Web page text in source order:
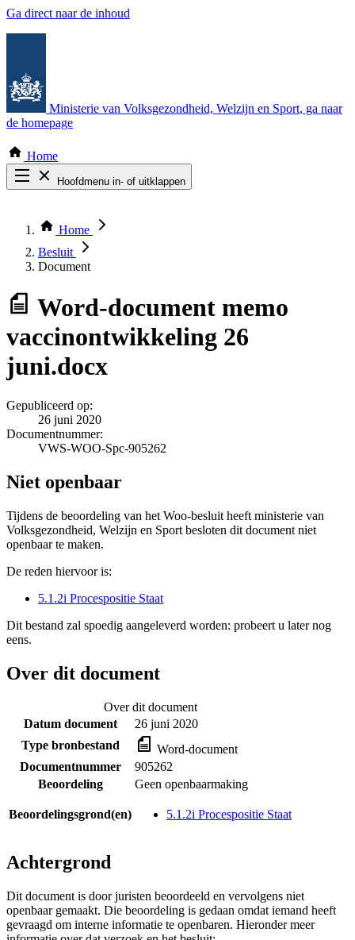
Ga direct naar de inhoud
Ministerie van Volksgezondheid, Welzijn en Sport, ga naar
de homepage
Home
Hoofdmenu in- of uitklappen
Thema COVID-19
Bekijk per bestuursorgaan
Home
Besluit
Document
Word-document memo
vaccinontwikkeling 26
juni.docx
Gepubliceerd op:
26 juni 2020
Documentnummer:
VWS-WOO-Spc-905262
Niet openbaar
Tijdens de beoordeling van het Woo-besluit heeft ministerie van
Volksgezondheid, Welzijn en Sport besloten dit document niet
openbaar te maken.
De reden hiervoor is:
5.1.2i Procespositie Staat
Dit bestand zal spoedig aangeleverd worden: probeert u later nog
eens.
Over dit document
Over dit document
Datum document
26 juni 2020
Type bronbestand
Word-document
Documentnummer
905262
Beoordeling
Geen openbaarmaking
Beoordelingsgrond(en) 5.1.2i Procespositie Staat
Achtergrond
Dit document is door juristen beoordeeld en vervolgens niet
openbaar gemaakt. Die beoordeling is gedaan omdat iemand heeft
gevraagd om interne informatie te openbaren. Hieronder meer